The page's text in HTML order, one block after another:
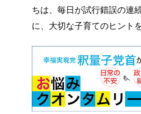
ちは、毎日が試行錯誤の連
に、大切な子育てのヒント